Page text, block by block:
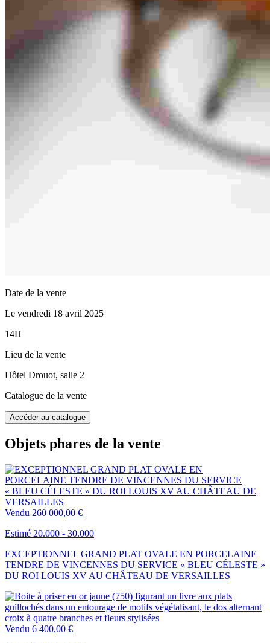
Date de la vente
Le vendredi 18 avril 2025
14H
Lieu de la vente
Hôtel Drouot, salle 2
Catalogue de la vente
Accéder au catalogue
Objets phares de la vente
Vendu 260 000,00 €
Estimé 20.000 - 30.000
EXCEPTIONNEL GRAND PLAT OVALE EN PORCELAINE
TENDRE DE VINCENNES DU SERVICE « BLEU CÉLESTE »
DU ROI LOUIS XV AU CHÂTEAU DE VERSAILLES
Vendu 6 400,00 €